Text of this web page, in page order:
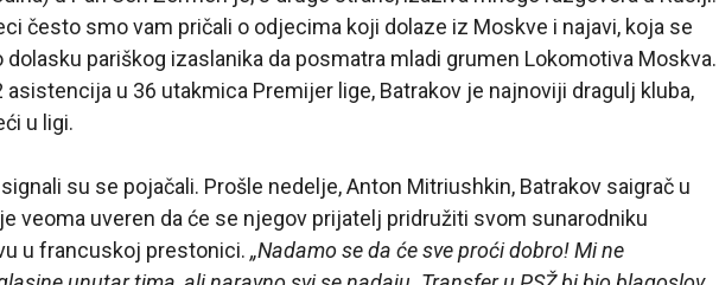
često smo vam pričali o odjecima koji dolaze iz Moskve i najavi, koja se
dolasku pariškog izaslanika da posmatra mladi grumen Lokomotiva Moskva.
asistencija u 36 utakmica Premijer lige, Batrakov je najnoviji dragulj kluba,
u ligi.
su se pojačali. Prošle nedelje, Anton Mitriushkin, Batrakov saigrač u
veoma uveren da će se njegov prijatelj pridružiti svom sunarodniku
u francuskoj prestonici. „Nadamo se da će sve proći dobro! Mi ne